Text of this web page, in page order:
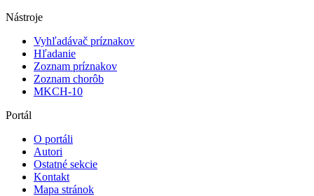
Nástroje
Vyhľadávač príznakov
Hľadanie
Zoznam príznakov
Zoznam chorôb
MKCH-10
Portál
O portáli
Autori
Ostatné sekcie
Kontakt
Mapa stránok